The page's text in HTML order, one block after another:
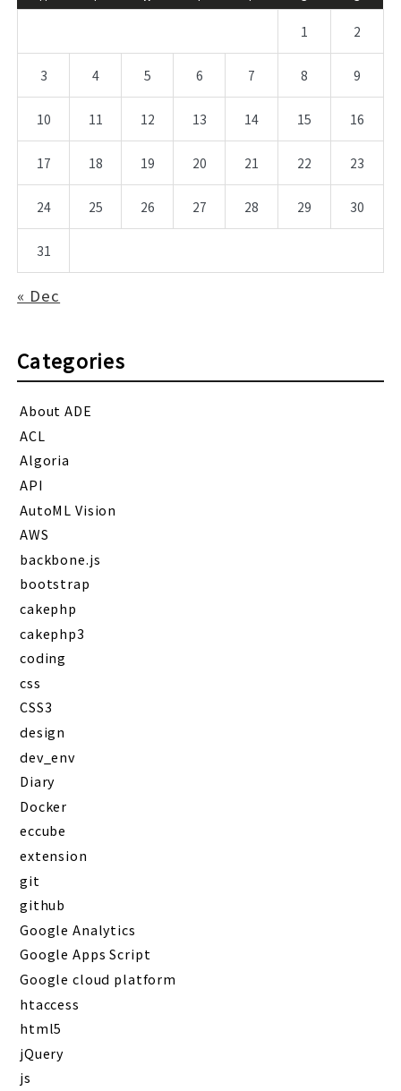
1 2
3 4 5 6 7 8 9
10 11 12 13 14 15 16
17 18 19 20 21 22 23
24 25 26 27 28 29 30
31
« Dec
Categories
About ADE
ACL
Algoria
API
AutoML Vision
AWS
backbone.js
bootstrap
cakephp
cakephp3
coding
css
CSS3
design
dev_env
Diary
Docker
eccube
extension
git
github
Google Analytics
Google Apps Script
Google cloud platform
htaccess
html5
jQuery
js